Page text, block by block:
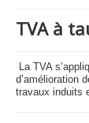
TVA à
La TVA
d’amélioration
travaux induits